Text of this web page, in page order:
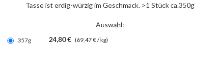
Tasse ist erdig-würzig im Geschmack. >1 Stück ca.350g
Auswahl:
357g 24,80 € (69,47 € / kg)